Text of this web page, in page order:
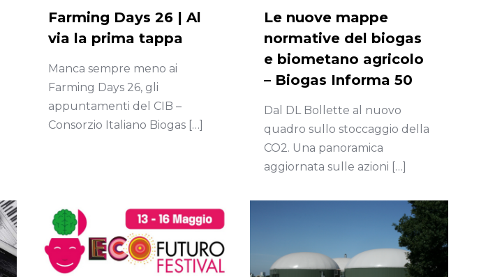
Farming Days 26 | Al
via la prima tappa
Manca sempre meno ai
Farming Days 26, gli
appuntamenti del CIB –
Consorzio Italiano Biogas […]
Le nuove mappe
normative del biogas
e biometano agricolo
– Biogas Informa 50
Dal DL Bollette al nuovo
quadro sullo stoccaggio della
CO2. Una panoramica
aggiornata sulle azioni […]